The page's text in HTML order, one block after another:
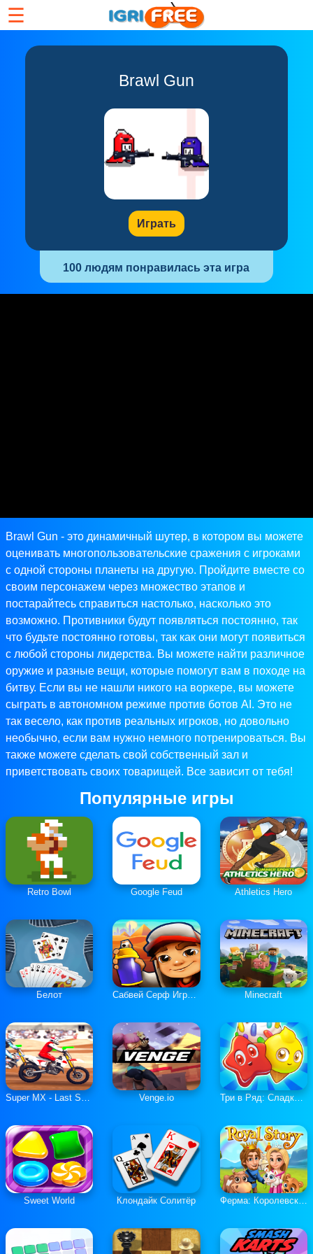
☰
Brawl Gun
Играть
100 людям понравилась эта игра
Brawl Gun - это динамичный шутер, в котором вы можете
оценивать многопользовательские сражения с игроками
с одной стороны планеты на другую. Пройдите вместе со
своим персонажем через множество этапов и
постарайтесь справиться настолько, насколько это
возможно. Противники будут появляться постоянно, так
что будьте постоянно готовы, так как они могут появиться
с любой стороны лидерства. Вы можете найти различное
оружие и разные вещи, которые помогут вам в походе на
битву. Если вы не нашли никого на воркере, вы можете
сыграть в автономном режиме против ботов AI. Это не
так весело, как против реальных игроков, но довольно
необычно, если вам нужно немного потренироваться. Вы
также можете сделать свой собственный зал и
приветствовать своих товарищей. Все зависит от тебя!
Популярные игры
Retro Bowl Google Feud Athletics Hero
Белот Сабвей Серф Играть Онлайн Minecraft
Super MX - Last Season Venge.io Три в Ряд: Сладкие Загадки
Sweet World Клондайк Солитёр Ферма: Королевская История